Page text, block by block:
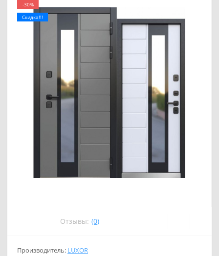
-30%
Скидка!!!
Отзывы: (0)
Производитель: LUXOR